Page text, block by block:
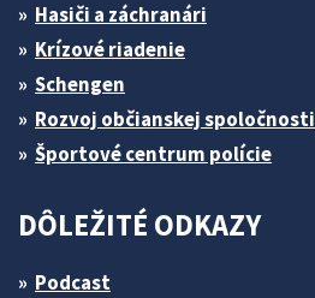
Hasiči a záchranári
Krízové riadenie
Schengen
Rozvoj občianskej spoločnosti
Športové centrum polície
DÔLEŽITÉ ODKAZY
Podcast